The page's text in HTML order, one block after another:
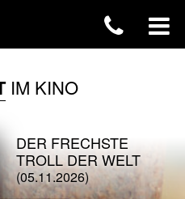
IM KINO
DER FRECHSTE
TROLL DER WELT
(05.11.2026)